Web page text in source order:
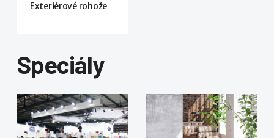
Exteriérové rohože
Speciály